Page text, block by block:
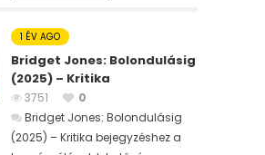
1 ÉV AGO
Bridget Jones: Bolondulásig
(2025) – Kritika
3751
0
Bridget Jones: Bolondulásig
(2025) – Kritika bejegyzéshez a